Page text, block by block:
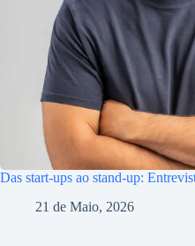
Das start-ups ao stand-up:
21 de Maio, 2026